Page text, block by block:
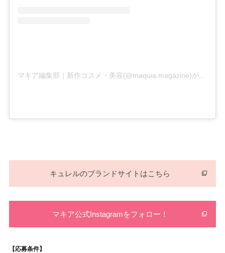
キュレルのブランドサイトはこちら
マキア公式Instagramをフォロー！
【応募条件】